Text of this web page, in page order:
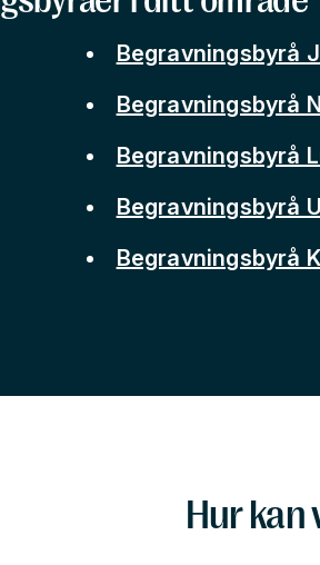
Begravningsbyrå
Begravningsbyrå
Begravningsbyrå
Begravningsbyrå
Begravningsbyrå
Hur kan